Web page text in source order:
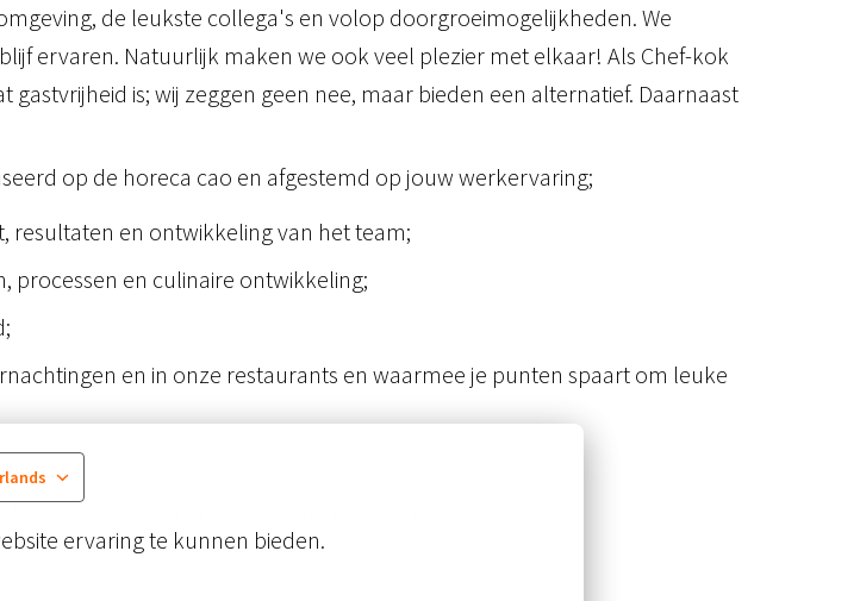
ervaring te kunnen bieden.
de leukste collega's en volop doorgroeimogelijkheden. We
ervaren. Natuurlijk maken we ook veel plezier met elkaar! Als Chef-kok
is; wij zeggen geen nee, maar bieden een alternatief. Daarnaast
op de horeca cao en afgestemd op jouw werkervaring;
resultaten en ontwikkeling van het team;
processen en culinaire ontwikkeling;
en in onze restaurants en waarmee je punten spaart om leuke
10 km;
waar teamwork de basis van ons succes is